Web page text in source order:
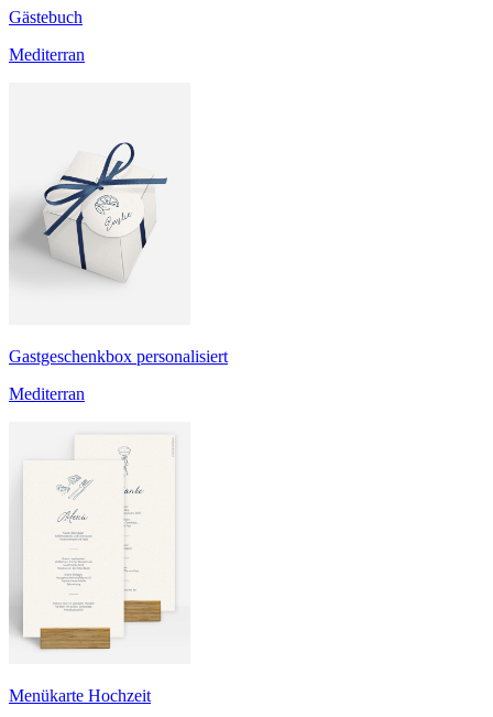
Gästebuch
Mediterran
Gastgeschenkbox personalisiert
Mediterran
Menükarte Hochzeit